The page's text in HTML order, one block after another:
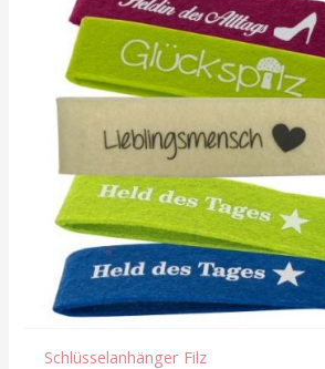
Schlüsselanhänger Filz